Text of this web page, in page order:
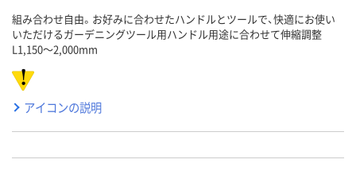
組み合わせ自由。お好みに合わせたハンドルとツールで、快適にお使い
いただけるガーデニングツール用ハンドル用途に合わせて伸縮調整
L1,150～2,000mm
アイコンの説明